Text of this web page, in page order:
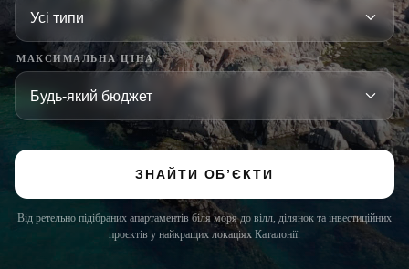
МАКСИМАЛЬНА ЦІНА
ЗНАЙТИ ОБ’ЄКТИ
Від ретельно підібраних апартаментів біля моря до вілл, ділянок та інвестиційних
проєктів у найкращих локаціях Каталонії.